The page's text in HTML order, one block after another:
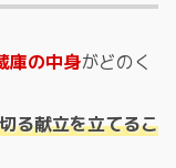
庫の中身がどのく
る献立を立てるこ